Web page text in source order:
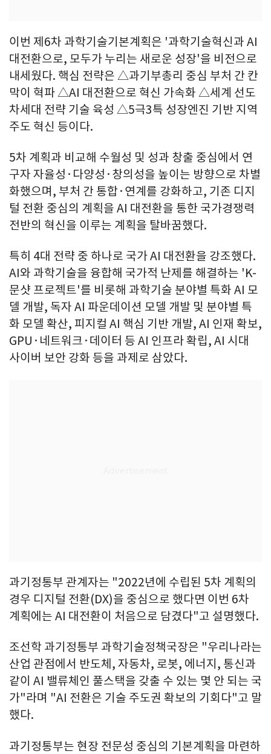
이번 제6차 과학기술기본계획은 '과학기술혁신과 AI
대전환으로, 모두가 누리는 새로운 성장'을 비전으로
내세웠다. 핵심 전략은 △과기부총리 중심 부처 간 칸
막이 혁파 △AI 대전환으로 혁신 가속화 △세계 선도
차세대 전략 기술 육성 △5극3특 성장엔진 기반 지역
주도 혁신 등이다.
5차 계획과 비교해 수월성 및 성과 창출 중심에서 연
구자 자율성·다양성·창의성을 높이는 방향으로 차별
화했으며, 부처 간 통합·연계를 강화하고, 기존 디지
털 전환 중심의 계획을 AI 대전환을 통한 국가경쟁력
전반의 혁신을 이루는 계획을 탈바꿈했다.
특히 4대 전략 중 하나로 국가 AI 대전환을 강조했다.
AI와 과학기술을 융합해 국가적 난제를 해결하는 'K-
문샷 프로젝트'를 비롯해 과학기술 분야별 특화 AI 모
델 개발, 독자 AI 파운데이션 모델 개발 및 분야별 특
화 모델 확산, 피지컬 AI 핵심 기반 개발, AI 인재 확보,
GPU·네트워크·데이터 등 AI 인프라 확립, AI 시대
사이버 보안 강화 등을 과제로 삼았다.
과기정통부 관계자는 "2022년에 수립된 5차 계획의
경우 디지털 전환(DX)을 중심으로 했다면 이번 6차
계획에는 AI 대전환이 처음으로 담겼다"고 설명했다.
조선학 과기정통부 과학기술정책국장은 "우리나라는
산업 관점에서 반도체, 자동차, 로봇, 에너지, 통신과
같이 AI 밸류체인 풀스택을 갖출 수 있는 몇 안 되는 국
가"라며 "AI 전환은 기술 주도권 확보의 기회다"고 말
했다.
과기정통부는 현장 전문성 중심의 기본계획을 마련하